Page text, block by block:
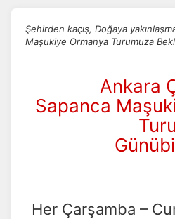
Şehirden kaçış, Doğaya
Maşukiye Ormanya Turumuza
Ankara
Sapanca
Turu
Her Çarşamba –